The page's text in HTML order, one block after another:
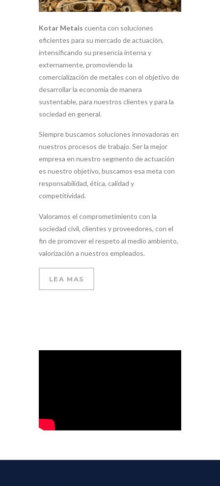
Kotar Metais cuenta con soluciones
eficientes para su mercado de actuación,
intensificando su presencia interna y
externamente, promoviendo la
comercialización de metales con el objetivo de
desarrollar la economía de manera
sustentable, para nuestros clientes y para la
sociedad en general.
Siempre buscamos soluciones innovadoras en
nuestros procesos de trabajo. Ser la mejor
empresa en nuestro segmento de actuación
es nuestro objetivo, buscamos esa meta con
responsabilidad, ética, calidad y
competitividad.
Valoramos el comprometimiento con la
sociedad civil, clientes y proveedores, con el
fin de promover el respeto al medio ambiento,
valorización a nuestros empleados.
LEA MAS